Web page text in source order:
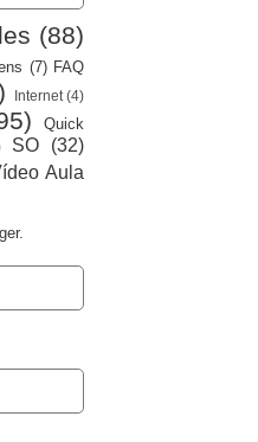
(88)
(7) FAQ
Internet (4)
Quick
SO
(32)
Aula
.